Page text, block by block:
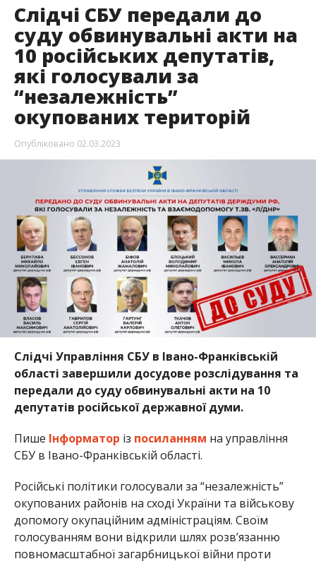
Слідчі СБУ передали до
суду обвинувальні акти на
10 російських депутатів,
які голосували за
“незалежність”
окупованих територій
Опубліковано 02.03.2023
Слідчі Управління СБУ в Івано-Франківській
області завершили досудове розслідування та
передали до суду обвинувальні акти на 10
депутатів російської державної думи.
Пише Інформатор із посиланням на управління
СБУ в Івано-Франківській області.
Російські політики голосували за “незалежність”
окупованих районів на сході України та військову
допомогу окупаційним адміністраціям. Своїм
голосуванням вони відкрили шлях розв’язанню
повномасштабної загарбницької війни проти